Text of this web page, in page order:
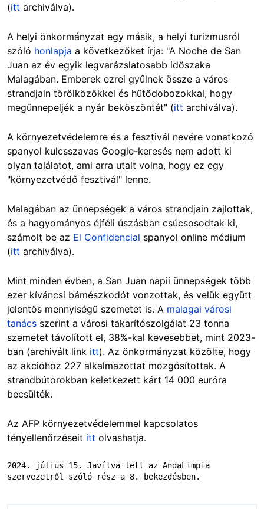
(itt archiválva).
A helyi önkormányzat egy másik, a helyi turizmusról
szóló honlapja a következőket írja: "A Noche de San
Juan az év egyik legvarázslatosabb időszaka
Malagában. Emberek ezrei gyűlnek össze a város
strandjain törölközőkkel és hűtődobozokkal, hogy
megünnepeljék a nyár beköszöntét" (itt archiválva).
A környezetvédelemre és a fesztivál nevére vonatkozó
spanyol kulcsszavas Google-keresés nem adott ki
olyan találatot, ami arra utalt volna, hogy ez egy
"környezetvédő fesztivál" lenne.
Malagában az ünnepségek a város strandjain zajlottak,
és a hagyományos éjféli úszásban csúcsosodtak ki,
számolt be az El Confidencial spanyol online médium
(itt archiválva).
Mint minden évben, a San Juan napii ünnepségek több
ezer kíváncsi bámészkodót vonzottak, és velük együtt
jelentős mennyiségű szemetet is. A malagai városi
tanács szerint a városi takarítószolgálat 23 tonna
szemetet távolított el, 38%-kal kevesebbet, mint 2023-
ban (archivált link itt). Az önkormányzat közölte, hogy
az akcióhoz 227 alkalmazottat mozgósítottak. A
strandbútorokban keletkezett kárt 14 000 euróra
becsülték.
Az AFP környezetvédelemmel kapcsolatos
tényellenőrzéseit itt olvashatja.
2024. július 15. Javítva lett az AndaLimpia
szervezetről szóló rész a 8. bekezdésben.